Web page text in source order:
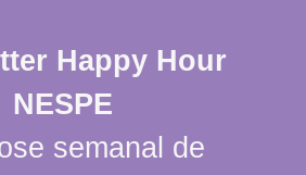
Happy Hour
NESPE
semanal de